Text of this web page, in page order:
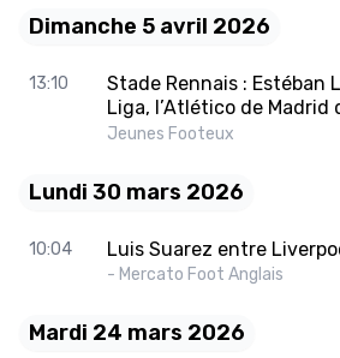
Dimanche 5 avril 2026
13:10
Stade Rennais : Estéban
Liga, l’Atlético de Madrid
Jeunes Footeux
Lundi 30 mars 2026
10:04 Luis Suarez entre
- Mercato Foot Anglais
Mardi 24 mars 2026